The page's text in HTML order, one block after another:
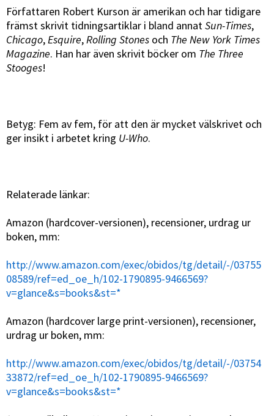
Författaren Robert Kurson är amerikan och har tidigare
främst skrivit tidningsartiklar i bland annatSun-Times,
Chicago,Esquire,Rolling Stones och The New York Times
Magazine. Han har även skrivit böcker om The Three
Stooges!
Betyg: Fem av fem, för att den är mycket välskrivet och
ger insikt i arbetet kring U-Who.
Relaterade länkar:
Amazon (hardcover-versionen), recensioner, urdrag ur
boken, mm:
http://www.amazon.com/exec/obidos/tg/detail/-/03755
08589/ref=ed_oe_h/102-1790895-9466569?
v=glance&s=books&st=*
Amazon (hardcover large print-versionen), recensioner,
urdrag ur boken, mm:
http://www.amazon.com/exec/obidos/tg/detail/-/03754
33872/ref=ed_oe_h/102-1790895-9466569?
v=glance&s=books&st=*